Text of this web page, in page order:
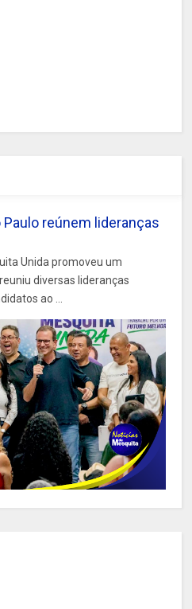
Paulo reúnem lideranças
Unida promoveu um
diversas lideranças
ao ...